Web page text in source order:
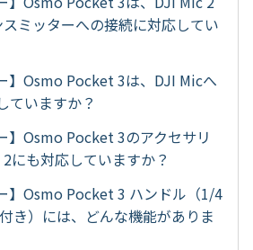
ミッターへの接続に対応してい
】Osmo Pocket 3は、DJI Micへ
ていますか？
】Osmo Pocket 3のアクセサリ
にも対応していますか？
】Osmo Pocket 3 ハンドル（1/4
き）には、どんな機能がありま